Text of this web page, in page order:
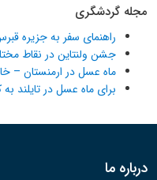
مجله گردشگری
راهنمای سفر به جزیره قبرس
جشن ولنتاین در نقاط
ماه عسل در ارمنستان –
برای ماه عسل در تایلند
درباره ما